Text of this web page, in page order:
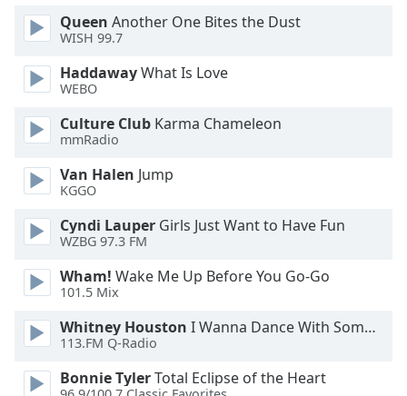
Opacity
Font
Style
Font
Family
Done
Queen Another One Bites the Dust
WISH 99.7
HaddawayWhat Is Love
WEBO
Culture Club Karma Chameleon
mmRadio
Van Halen Jump
KGGO
Cyndi Lauper Girls Just Want to Have Fun
WZBG 97.3 FM
Wham! Wake Me Up Before You Go-Go
101.5 Mix
Whitney Houston I Wanna Dance With Somebody
113.FM Q-Radio
Bonnie TylerTotal Eclipse of the Heart